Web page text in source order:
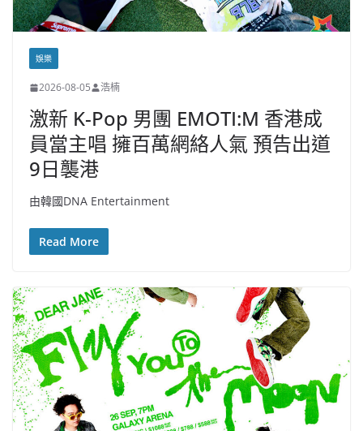
娛樂
2026-08-05 浩楠
激新 K-Pop 男團 EMOTI:M 香港成
員當主唱 擁百萬網絡人氣 預告出道
9日襲港
由韓國DNA Entertainment
Read More